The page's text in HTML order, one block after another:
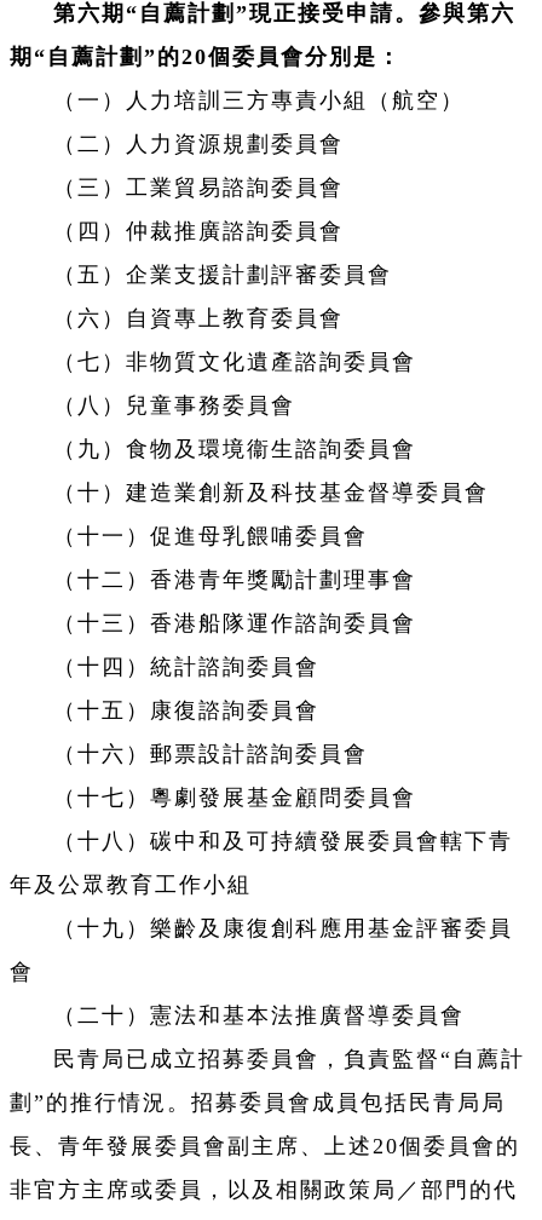
第六期“自薦計劃”現正接受申請。參與第六
期“自薦計劃”的20個委員會分別是：
（一）人力培訓三方專責小組（航空）
（二）人力資源規劃委員會
（三）工業貿易諮詢委員會
（四）仲裁推廣諮詢委員會
（五）企業支援計劃評審委員會
（六）自資專上教育委員會
（七）非物質文化遺產諮詢委員會
（八）兒童事務委員會
（九）食物及環境衞生諮詢委員會
（十）建造業創新及科技基金督導委員會
（十一）促進母乳餵哺委員會
（十二）香港青年獎勵計劃理事會
（十三）香港船隊運作諮詢委員會
（十四）統計諮詢委員會
（十五）康復諮詢委員會
（十六）郵票設計諮詢委員會
（十七）粵劇發展基金顧問委員會
（十八）碳中和及可持續發展委員會轄下青
年及公眾教育工作小組
（十九）樂齡及康復創科應用基金評審委員
會
（二十）憲法和基本法推廣督導委員會
民青局已成立招募委員會，負責監督“自薦計
劃”的推行情況。招募委員會成員包括民青局局
長、青年發展委員會副主席、上述20個委員會的
非官方主席或委員，以及相關政策局／部門的代